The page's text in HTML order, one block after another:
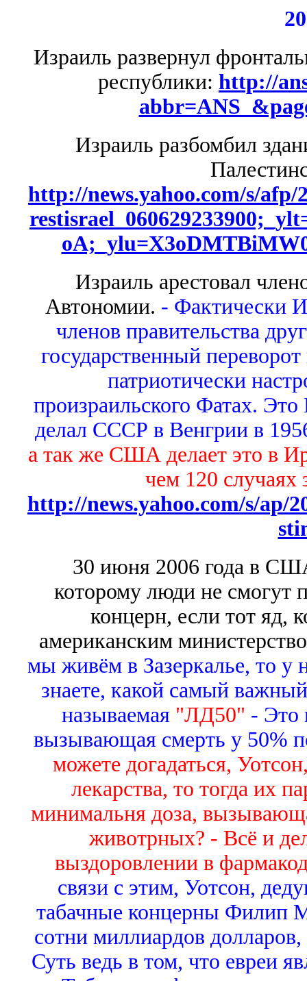
Израиль развернул
республики: http://
Израиль разбомбил
http://news.yahoo.com/s/afp/
Израиль арестовал
Автономии. - Фактически
членов правительства
государственный
патриотически
произраильского Фатах.
делал СССР в Венгрии в
а так же США делает это в
чем 120 случаях
http://news.yahoo.com/s/ap/
30 июня 2006 года в
которому люди не смогут
концерн, если тот яд,
американским
мы живём в Зазеркалье, то у
знаете, какой самый
называемая "ЛД50" - Это
вызывающая смерть у 50%
можете догадаться,
лекарства, то тогда их
минимальня доза,
животрных? - Всё и
выздоровлении в
связи с этим, Уотсон,
табачные концерны Филип
сотни миллиардов
Суть ведь в том, что евреи